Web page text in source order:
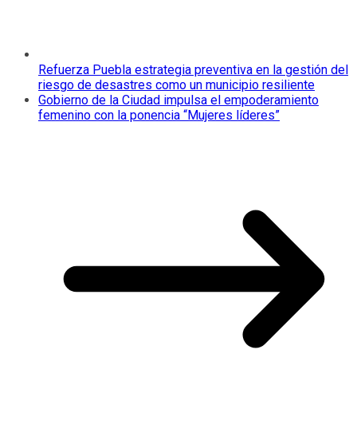
Refuerza Puebla estrategia preventiva en la gestión del
riesgo de desastres como un municipio resiliente
Gobierno de la Ciudad impulsa el empoderamiento
femenino con la ponencia “Mujeres líderes”